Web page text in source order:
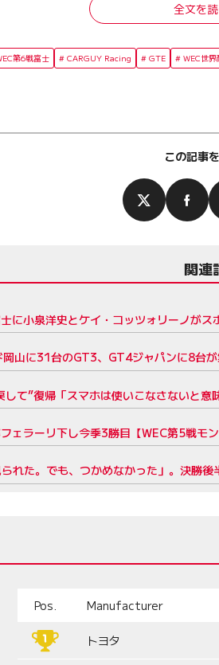
全文を
第6戦富士 CARGUY Racing GTE WEC世
この記事
関連
に小泉洋史とケイ・コッツォリーノがス
山に31台のGT3、GT4ジャパンに8台
て”復帰「スマホは使いこなさないと意
ェラーリ下し今季3勝目【WEC第5戦モン
れた。でも、つかめなかった」。決勝後
Pos. Manufacturer
トヨタ